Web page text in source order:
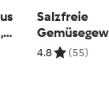
Salzfreie
4.8 (55)